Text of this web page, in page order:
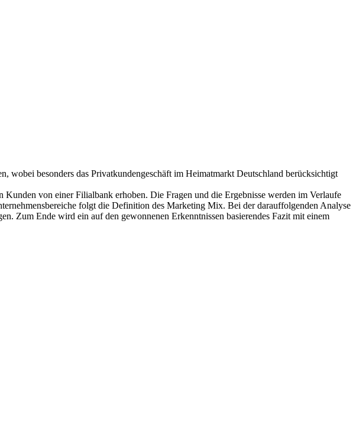
wobei besonders das Privatkundengeschäft im Heimatmarkt Deutschland berücksichtigt
von einer Filialbank erhoben. Die Fragen und die Ergebnisse werden im Verlaufe
folgt die Definition des Marketing Mix. Bei der darauffolgenden Analyse
Zum Ende wird ein auf den gewonnenen Erkenntnissen basierendes Fazit mit einem